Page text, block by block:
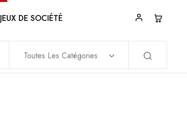
JEUX DE SOCIÉTÉ
Toutes Les Catégories